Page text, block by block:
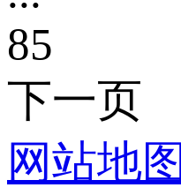
85
下一页
网站地图